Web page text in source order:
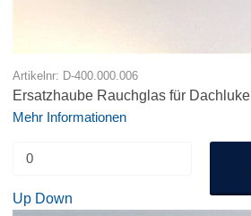
Artikelnr: D-400.000.006
Ersatzhaube Rauchglas für Dachluke
Mehr Informationen
Up Down